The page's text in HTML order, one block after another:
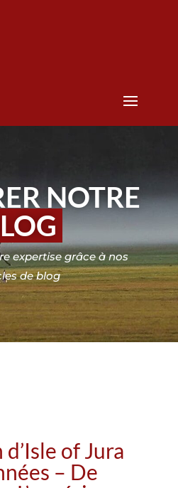
NOTRE
expertise grâce à nos
de blog
of Jura
– De